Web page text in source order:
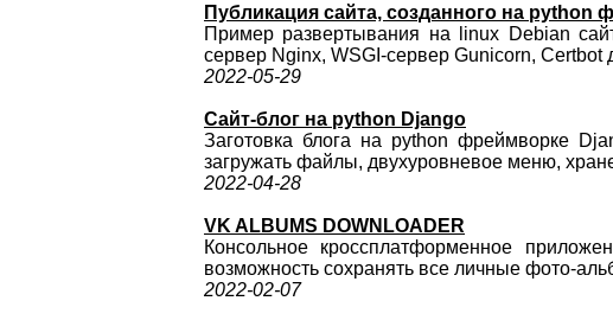
Публикация сайта, созданного на python
Пример развертывания на linux Debian
сервер Nginx, WSGI-сервер Gunicorn,
2022-05-29
Сайт-блог на python Django
Заготовка блога на python фреймворке
загружать файлы, двухуровневое меню,
2022-04-28
VK ALBUMS DOWNLOADER
Консольное кроссплатформенное
возможность сохранять все личные фото-
2022-02-07